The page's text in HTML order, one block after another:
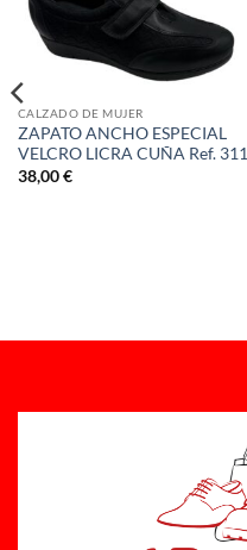
CALZADO DE MUJER
ZAPATO ANCHO ESPECIAL
VELCRO LICRA CUÑA Ref. 311
38,00€